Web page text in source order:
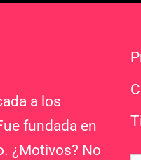
a los
fundada en
¿Motivos? No